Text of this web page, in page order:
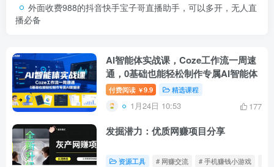
外面收费988的抖音快手宝子哥直播助手，可以多开，无人直
播必备
AI智能体实战课，Coze工作流一周速
通，0基础也能轻松制作专属AI智能体
付费阅读 ￥9.9 精选课程
1月24日 10:53 177
发掘潜力：优质网赚项目分享
资源工具 # 网赚交流 # 手机赚钱小游戏